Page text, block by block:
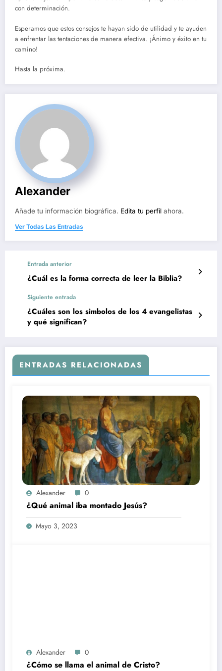
con determinación.
Esperamos que estos consejos te hayan sido de utilidad y te ayuden
a enfrentar las tentaciones de manera efectiva. ¡Ánimo y éxito en tu
camino!
Hasta la próxima.
Alexander
Añade tu información biográfica. Edita tu perfil ahora.
Ver Todas Las Entradas
Entrada anterior
¿Cuál es la forma correcta de leer la Biblia?
Siguiente entrada
¿Cuáles son los simbolos de los 4 evangelistas
y qué significan?
ENTRADAS RELACIONADAS
Alexander 0
¿Qué animal iba montado Jesús?
Mayo 3, 2023
Alexander 0
¿Cómo se llama el animal de Cristo?